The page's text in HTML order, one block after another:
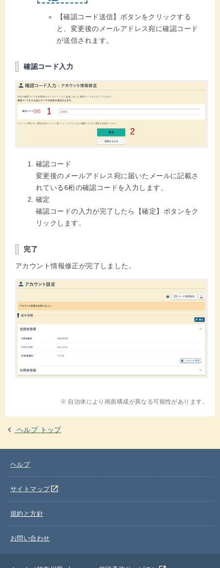
【確認コード送信】ボタンをクリックする
と、変更後のメールアドレス宛に確認コード
が送信されます。
確認コード入力
確認コード
変更後のメールアドレス宛に届いたメールに記載さ
れている6桁の確認コードを入力します。
確定
確認コードの入力が完了したら【確定】ボタンをク
リックします。
完了
アカウント情報修正が完了しました。
※ 自治体により画面構成が異なる可能性があります。
ヘルプ トップ
ヘルプ
サイトマップopen_in_new
規約と方針
お問い合わせ